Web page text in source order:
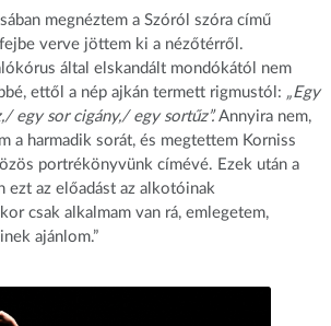
megnéztem a Szóról szóra című
verve jöttem ki a nézőtérről.
által elskandált mondókától nem
ettől a nép ajkán termett rigmustól: „Egy
egy sor cigány,/ egy sortűz”.Annyira nem,
a harmadik sorát, és megtettem Korniss
portrékönyvünk címévé. Ezek után a
ezt az előadást az alkotóinak
csak alkalmam van rá, emlegetem,
ajánlom.”